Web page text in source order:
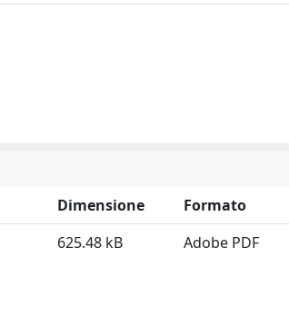
Dimensione
Formato
625.48 kB Adobe PDF